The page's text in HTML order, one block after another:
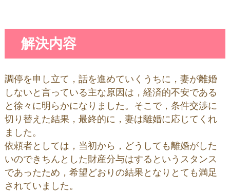
解決内容
調停を申し立て，話を進めていくうちに，妻が離婚
しないと言っている主な原因は，経済的不安である
と徐々に明らかになりました。そこで，条件交渉に
切り替えた結果，最終的に，妻は離婚に応じてくれ
ました。
依頼者としては，当初から，どうしても離婚がした
いのできちんとした財産分与はするというスタンス
であったため，希望どおりの結果となりとても満足
されていました。